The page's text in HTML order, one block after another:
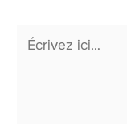
Écrivez